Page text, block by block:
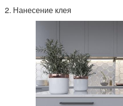
2. Нанесение клея